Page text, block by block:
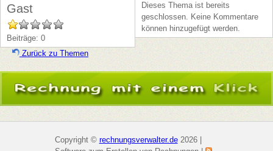
Gast
Beiträge: 0
Dieses Thema ist bereits
geschlossen. Keine Kommentare
können hinzugefügt werden.
Zurück zu Themen
Copyright © rechnungsverwalter.de 2026 |